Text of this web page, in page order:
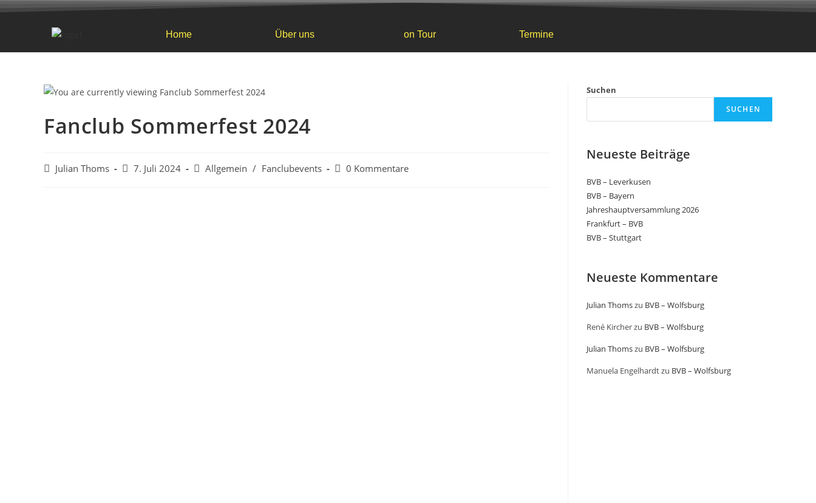
Home Über uns on Tour Termine
Fanclub Sommerfest 2024
Julian Thoms 7. Juli 2024 Allgemein / Fanclubevents 0 Kommentare
Suchen
SUCHEN
Neueste Beiträge
BVB – Leverkusen
BVB – Bayern
Jahreshauptversammlung 2026
Frankfurt – BVB
BVB – Stuttgart
Neueste Kommentare
Julian Thomszu BVB – Wolfsburg
René Kircherzu BVB – Wolfsburg
Julian Thomszu BVB – Wolfsburg
Manuela Engelhardtzu BVB – Wolfsburg